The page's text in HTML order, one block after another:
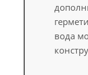
вода